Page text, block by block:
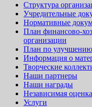
Структура
Учредительные
Нормативные
План финансово-
организации
План по улучшению
Информация о
Творческие
Наши партнеры
Наши награды
Независимая
Услуги